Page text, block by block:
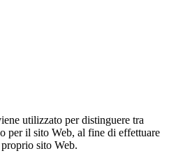
utilizzato per distinguere tra
per il sito Web, al fine di effettuare
sito Web.